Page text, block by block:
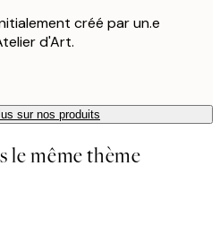
créé par un.e
d'Art.
sur nos produits
le même thème